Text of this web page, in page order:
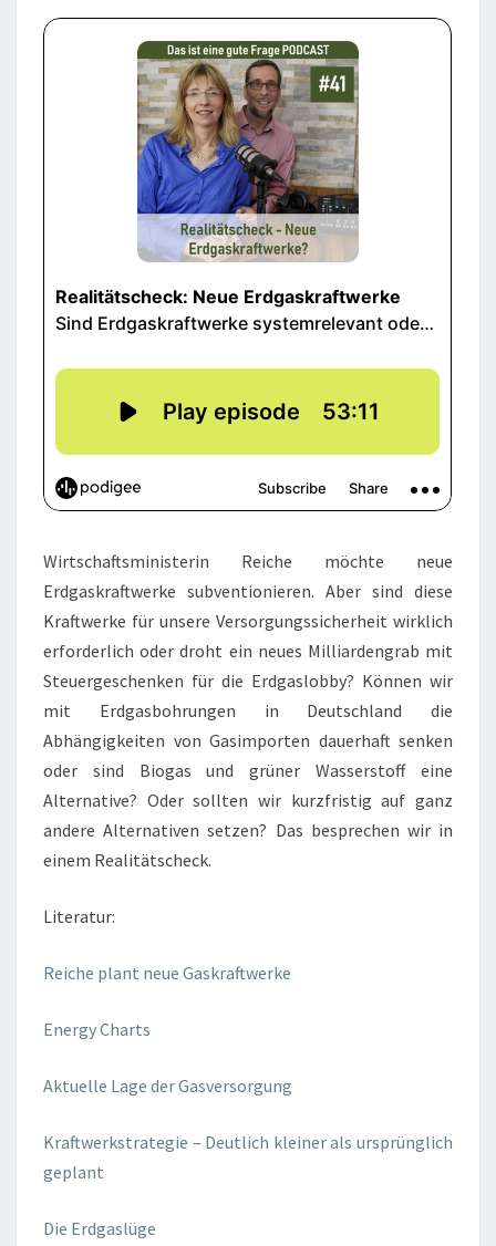
Wirtschaftsministerin Reiche möchte neue
Erdgaskraftwerke subventionieren. Aber sind diese
Kraftwerke für unsere Versorgungssicherheit wirklich
erforderlich oder droht ein neues Milliardengrab mit
Steuergeschenken für die Erdgaslobby? Können wir
mit Erdgasbohrungen in Deutschland die
Abhängigkeiten von Gasimporten dauerhaft senken
oder sind Biogas und grüner Wasserstoff eine
Alternative? Oder sollten wir kurzfristig auf ganz
andere Alternativen setzen? Das besprechen wir in
einem Realitätscheck.
Literatur:
Reiche plant neue Gaskraftwerke
Energy Charts
Aktuelle Lage der Gasversorgung
Kraftwerkstrategie – Deutlich kleiner als ursprünglich
geplant
Die Erdgaslüge